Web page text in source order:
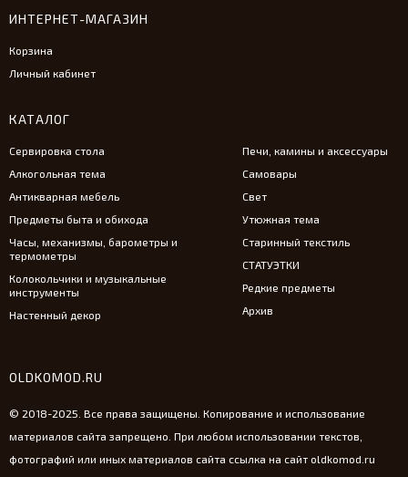
ИНТЕРНЕТ-МАГАЗИН
Корзина
Личный кабинет
КАТАЛОГ
Сервировка стола
Алкогольная тема
Антикварная мебель
Предметы быта и обихода
Часы, механизмы, барометры и
термометры
Колокольчики и музыкальные
инструменты
Настенный декор
Печи, камины и аксессуары
Самовары
Свет
Утюжная тема
Старинный текстиль
СТАТУЭТКИ
Редкие предметы
Архив
OLDKOMOD.RU
© 2018-2025. Все права защищены. Копирование и использование
материалов сайта запрещено. При любом использовании текстов,
фотографий или иных материалов сайта ссылка на сайт oldkomod.ru